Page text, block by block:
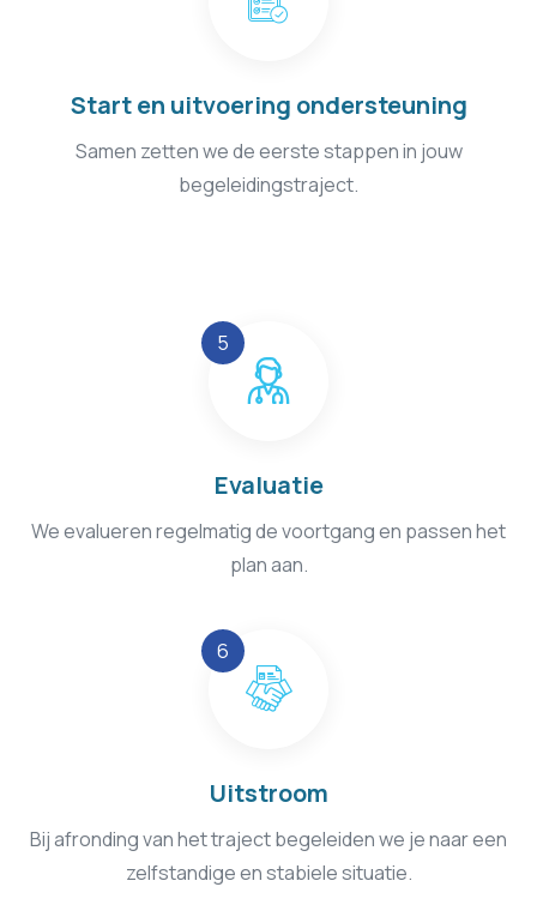
Start en uitvoering ondersteuning
Samen zetten we de eerste stappen in jouw
begeleidingstraject.
Evaluatie
We evalueren regelmatig de voortgang en passen het
plan aan.
Uitstroom
Bij afronding van het traject begeleiden we je naar een
zelfstandige en stabiele situatie.